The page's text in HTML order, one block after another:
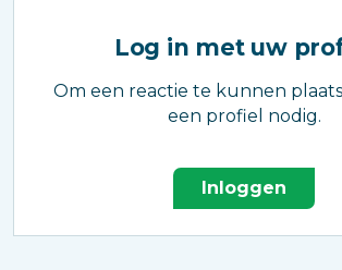
Log in met uw
Om een reactie te kunnen
een profiel nodig.
Inloggen